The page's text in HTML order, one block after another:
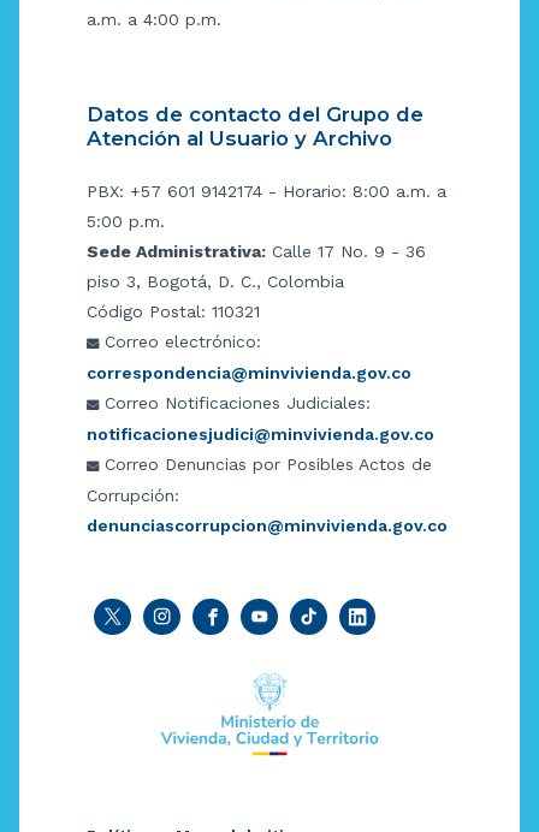
a.m. a 4:00 p.m.
Datos de contacto del Grupo de
Atención al Usuario y Archivo
PBX: +57 601 9142174 - Horario: 8:00 a.m. a
5:00 p.m.
Sede Administrativa: Calle 17 No. 9 - 36
piso 3, Bogotá, D. C., Colombia
Código Postal: 110321
Correo electrónico:
correspondencia@minvivienda.gov.co
Correo Notificaciones Judiciales:
notificacionesjudici@minvivienda.gov.co
Correo Denuncias por Posibles Actos de
Corrupción:
denunciascorrupcion@minvivienda.gov.co